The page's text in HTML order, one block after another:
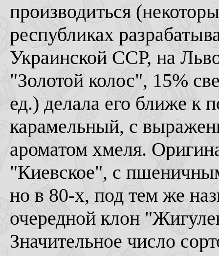
производиться
республиках
Украинской ССР, на
"Золотой колос", 15%
ед.) делала его ближе к
карамельный, с
ароматом хмеля.
"Киевское", с
но в 80-х, под тем же
очередной клон
Значительное число